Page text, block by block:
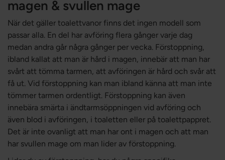
magen & svullen mage
När det gäller toalettvanor finns det ingen modell som
passar alla. En del har avföring flera gånger varje dag
medan andra går några gånger per vecka. Förstoppning,
ibland kallat att man är hård i magen, innebär att man har
svårt att tömma tarmen, att avföringen är hård och svår att
få ut. Vid förstoppning kan man ibland känna att man inte
tömmer tarmen ordentligt. Förstoppning kan även
innebära smärta i ändtarmsöppningen vid avföring och
även blod i avföringen, i toaletten eller på toalettpappret.
Det är inte ovanligt att man har ont i magen och att man
har svullen mage om man lider av förstoppning.